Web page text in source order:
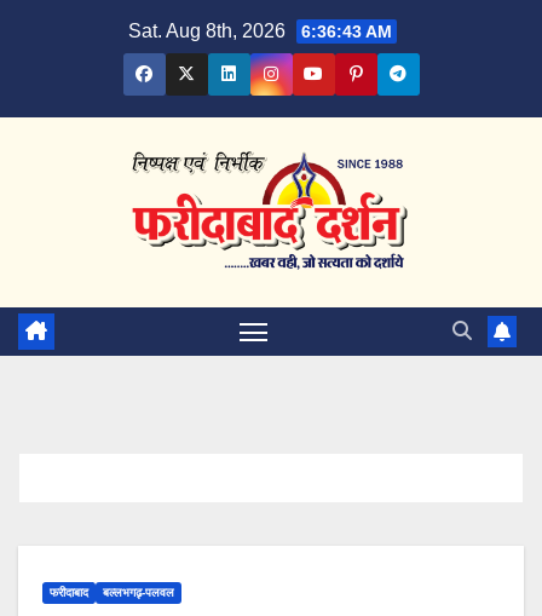
Sat. Aug 8th, 2026 6:36:44 AM
फरीदाबाद बल्लभगढ़़-पलवल